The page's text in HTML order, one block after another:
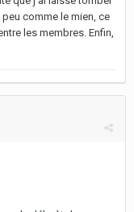
comme le mien, ce
les membres. Enfin,